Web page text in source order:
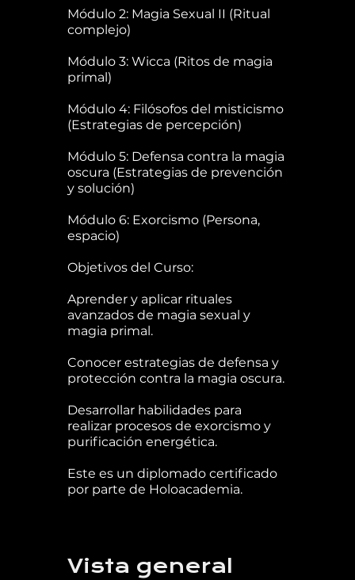
Módulo 2: Magia Sexual II (Ritual
complejo)
Módulo 3: Wicca (Ritos de magia
primal)
Módulo 4: Filósofos del misticismo
(Estrategias de percepción)
Módulo 5: Defensa contra la magia
oscura (Estrategias de prevención
y solución)
Módulo 6: Exorcismo (Persona,
espacio)
Objetivos del Curso:
Aprender y aplicar rituales
avanzados de magia sexual y
magia primal.
Conocer estrategias de defensa y
protección contra la magia oscura.
Desarrollar habilidades para
realizar procesos de exorcismo y
purificación energética.
Este es un diplomado certificado
por parte de Holoacademia.
Vista general